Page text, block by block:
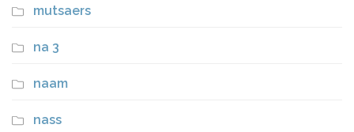
mutsaers
na 3
naam
nass